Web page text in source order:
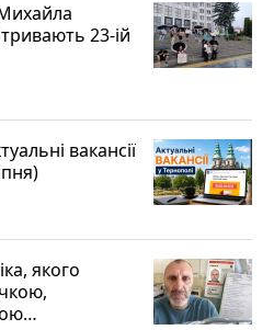
23-ій
вакансії
якого